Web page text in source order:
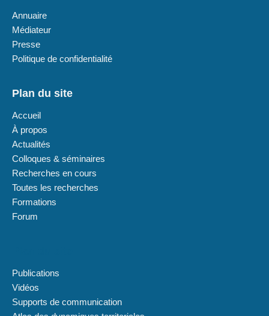
Annuaire
Médiateur
Presse
Politique de confidentialité
Plan du site
Accueil
À propos
Actualités
Colloques & séminaires
Recherches en cours
Toutes les recherches
Formations
Forum
Publications
Vidéos
Supports de communication